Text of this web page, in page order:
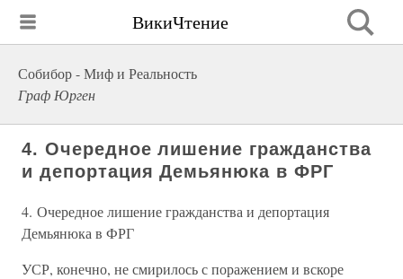
ВикиЧтение
Собибор - Миф и Реальность
Граф Юрген
4. Очередное лишение гражданства
и депортация Демьянюка в ФРГ
4. Очередное лишение гражданства и депортация
Демьянюка в ФРГ
УСР, конечно, не смирилось с поражением и вскоре